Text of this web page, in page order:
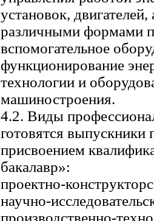
установок,
различными формами
вспомогательное
функционирование
технологии и
машиностроения.
4.2. Виды
готовятся выпускники
присвоением
бакалавр»:
проектно-
научно-
производственно-